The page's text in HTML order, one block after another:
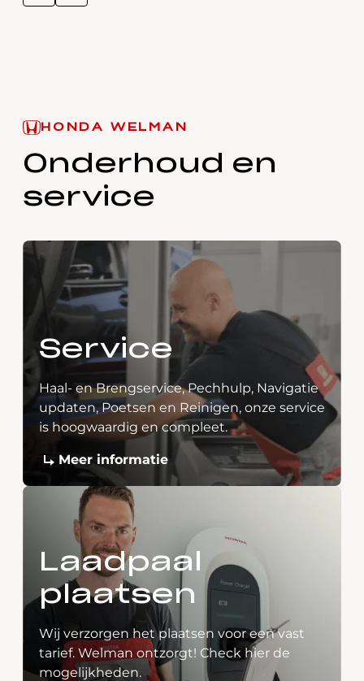
HONDA WELMAN
Onderhoud en
service
Service
Haal- en Brengservice, Pechhulp, Navigatie
updaten, Poetsen en Reinigen, onze service
is hoogwaardig en compleet.
Meer informatie
Laadpaal
plaatsen
Wij verzorgen het plaatsen voor een vast
tarief. Welman ontzorgt! Check hier de
mogelijkheden.